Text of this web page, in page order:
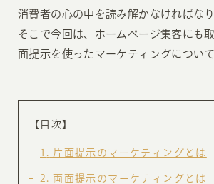
消費者の心の中を読み解かなければなり
そこで今回は、ホームページ集客にも
面提示を使ったマーケティングについ
【目次】
1 片面提示のマーケティングとは
2 両面提示のマーケティングとは